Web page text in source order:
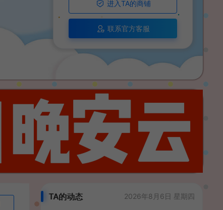
进入TA的商铺
联系官方客服
TA的动态 2026年8月6日 星期四